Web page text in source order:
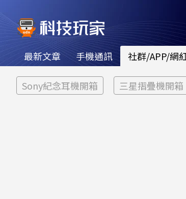
最新文章 手機通訊 社群/APP/網
Sony紀念耳機開箱 三星摺疊機開箱